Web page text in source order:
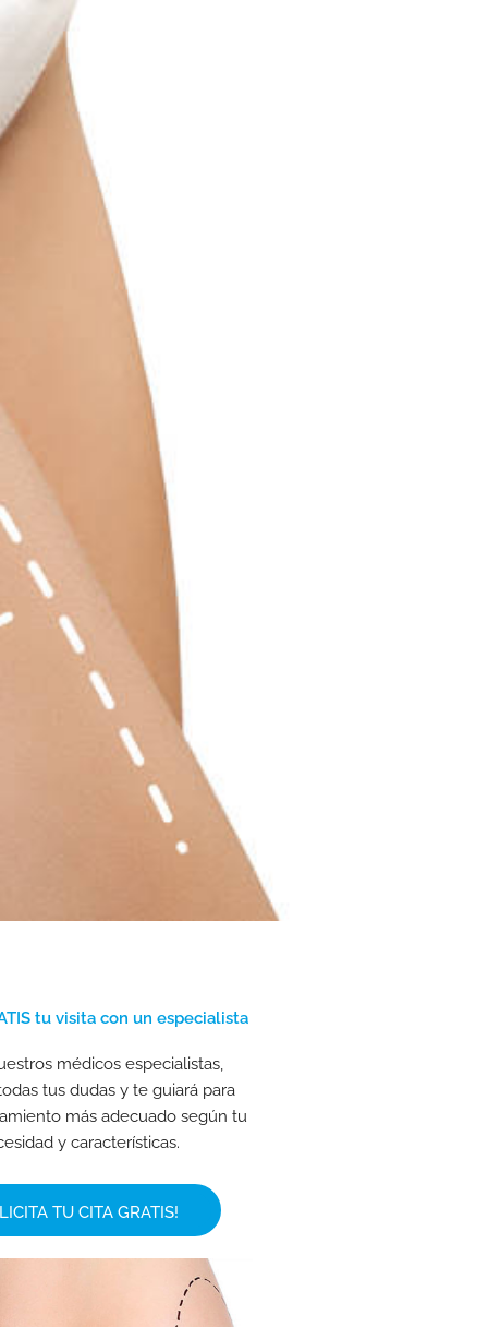
tu visita con un especialista
médicos especialistas,
tus dudas y te guiará para
más adecuado según tu
y características.
TU CITA GRATIS!